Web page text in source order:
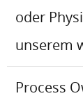
oder
unserem
Process